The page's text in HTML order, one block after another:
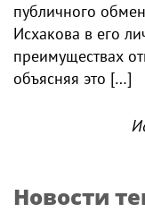
публичного
Исхакова в его
преимуществах
объясняя это […]
Новости